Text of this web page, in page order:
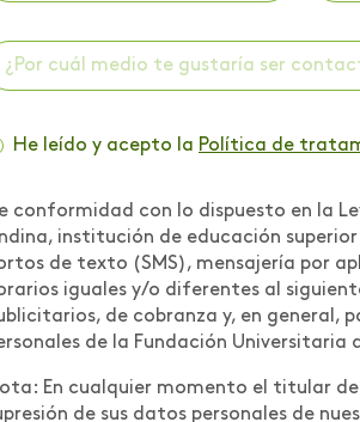
Investigaciones -
ScienceTubers
Lanzamiento de
programa
Lanzamiento programa
de acompañamiento
psicológico
Libro Iniciación
¿Por cuál medio te gustaría ser
He leído y acepto la Política de
conformidad con lo dispuesto en la
institución de educación
de texto (SMS), mensajería por
iguales y/o diferentes al
de cobranza y, en
de la Fundación Universitaria
En cualquier momento el titular
de sus datos personales de